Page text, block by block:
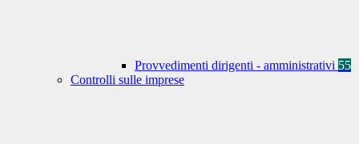
Provvedimenti dirigenti - amministrativi 55
Controlli sulle imprese